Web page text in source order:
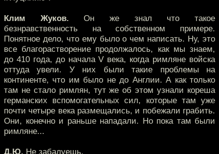
Клим Жуков. Он же знал что такое
безнравственность на собственном примере.
Понятное дело, что ему было о чем написать. Ну, это
все благорастворение продолжалось, как мы знаем,
до 410 года, до начала V века, когда римляне войска
оттуда увели. У них были такие проблемы на
континенте, что им было не до Англии. А как только
там не стало римлян, тут же об этом узнали кореша
германских вспомогательных сил, которые там уже
почти четыре века размещались, и побежали грабить.
Они, конечно и раньше нападали. Но пока там были
римляне...
Д.Ю. Не забалуешь.